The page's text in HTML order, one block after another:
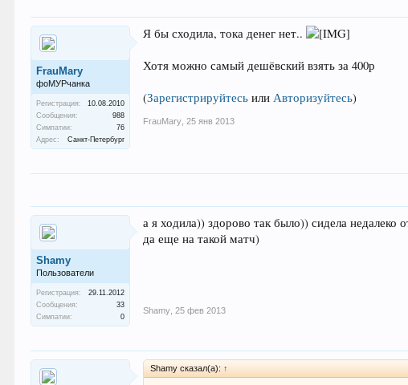
FrauMary
фоМУРчанка
Регистрация:
10.08.2010
Сообщения:
988
Симпатии:
76
Адрес:
Санкт-Петербург
Я бы сходила, тока денег нет..
Хотя можно самый дешёвский взять за 400р
(Зарегистрируйтесь илиАвторизуйтесь)
FrauMary 25 янв 2013
Shamy
Пользователи
Регистрация:
29.11.2012
Сообщения:
33
Симпатии:
0
а я ходила)) здорово так было)) сидела
да еще на такой матч)
Shamy 25 фев 2013
Shamy сказал(а): ↑